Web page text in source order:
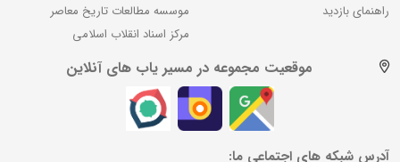
راهنمای بازدید
موسسه مطالعات تاریخ معاصر
مرکز اسناد انقلاب اسلامی
موقعیت مجموعه در مسیر یاب های آنلاین
آدرس شبکه های اجتماعی ما: